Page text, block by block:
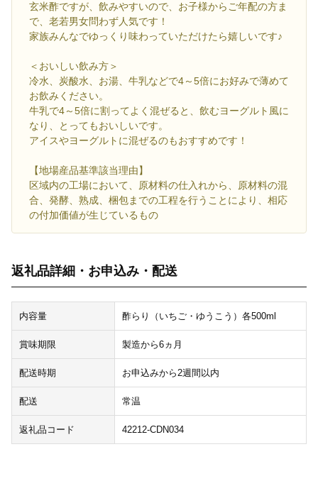
玄米酢ですが、飲みやすいので、お子様からご年配の方ま
で、老若男女問わず人気です！
家族みんなでゆっくり味わっていただけたら嬉しいです♪
＜おいしい飲み方＞
冷水、炭酸水、お湯、牛乳などで4～5倍にお好みで薄めて
お飲みください。
牛乳で4～5倍に割ってよく混ぜると、飲むヨーグルト風に
なり、とってもおいしいです。
アイスやヨーグルトに混ぜるのもおすすめです！
【地場産品基準該当理由】
区域内の工場において、原材料の仕入れから、原材料の混
合、発酵、熟成、梱包までの工程を行うことにより、相応
の付加価値が生じているもの
返礼品詳細・お申込み・配送
内容量 酢らり（いちご・ゆうこう）各500ml
賞味期限 製造から6ヵ月
配送時期 お申込みから2週間以内
配送 常温
返礼品コード 42212-CDN034